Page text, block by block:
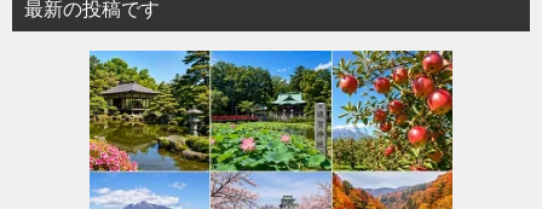
最新の投稿です